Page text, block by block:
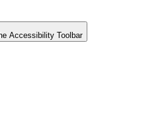
Accessibility Toolbar